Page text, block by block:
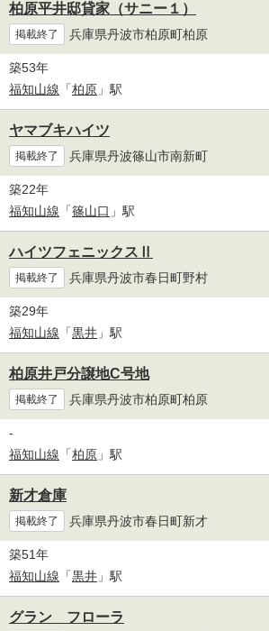
柏原平井邸貸家（サニー１）
掲載終了 兵庫県丹波市柏原町柏原
築53年
福知山線 「柏原 」駅
ヤマブキハイツ
掲載終了 兵庫県丹波篠山市南新町
築22年
福知山線 「篠山口 」駅
ハイツフェニックスⅡ
掲載終了 兵庫県丹波市春日町野村
築29年
福知山線 「黒井 」駅
柏原井戸分譲地C号地
掲載終了 兵庫県丹波市柏原町柏原
-
福知山線 「柏原 」駅
新才倉庫
掲載終了 兵庫県丹波市春日町新才
築51年
福知山線 「黒井 」駅
グラン フローラ